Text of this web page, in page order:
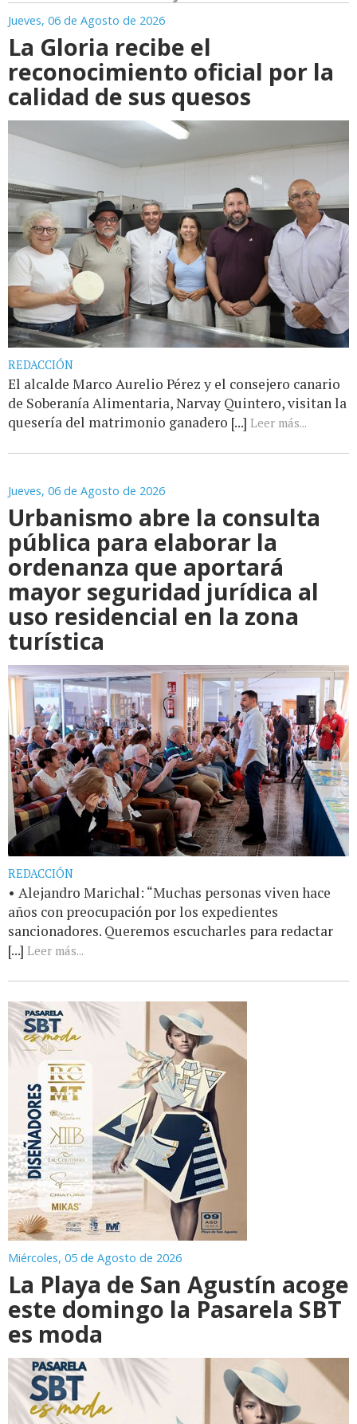
Jueves, 06 de Agosto de 2026
La Gloria recibe el
reconocimiento oficial por la
calidad de sus quesos
REDACCIÓN
El alcalde Marco Aurelio Pérez y el consejero canario
de Soberanía Alimentaria, Narvay Quintero, visitan la
quesería del matrimonio ganadero [...] Leer más...
Jueves, 06 de Agosto de 2026
Urbanismo abre la consulta
pública para elaborar la
ordenanza que aportará
mayor seguridad jurídica al
uso residencial en la zona
turística
REDACCIÓN
• Alejandro Marichal: “Muchas personas viven hace
años con preocupación por los expedientes
sancionadores. Queremos escucharles para redactar
[...] Leer más...
Miércoles, 05 de Agosto de 2026
La Playa de San Agustín acoge
este domingo la Pasarela SBT
es moda